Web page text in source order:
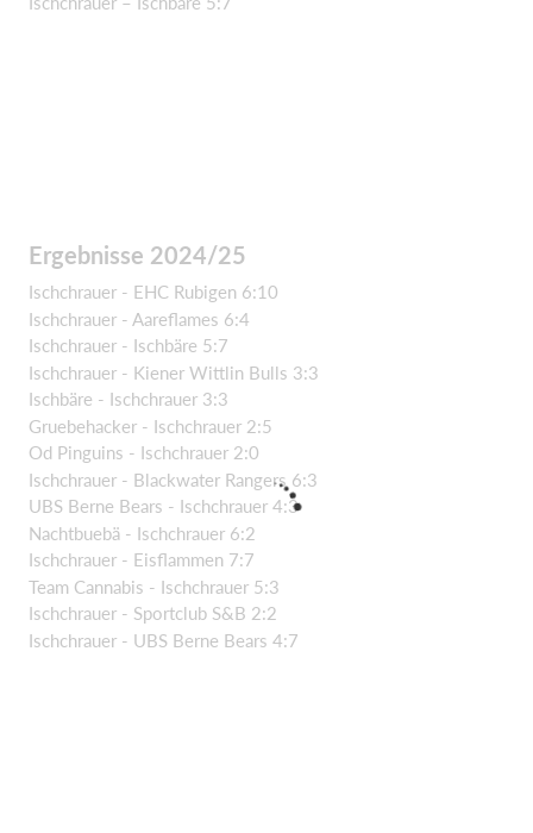
Ergebnisse 2024/25
Ischchrauer - EHC Rubigen 6:10
Ischchrauer - Aareflames 6:4
Ischchrauer - Ischbäre 5:7
Ischchrauer - Kiener Wittlin Bulls 3:3
Ischbäre - Ischchrauer 3:3
Gruebehacker - Ischchrauer 2:5
Od Pinguins - Ischchrauer 2:0
Ischchrauer - Blackwater Rangers 6:3
UBS Berne Bears - Ischchrauer 4:3
Nachtbuebä - Ischchrauer 6:2
Ischchrauer - Eisflammen 7:7
Team Cannabis - Ischchrauer 5:3
Ischchrauer - Sportclub S&B 2:2
Ischchrauer - UBS Berne Bears 4:7